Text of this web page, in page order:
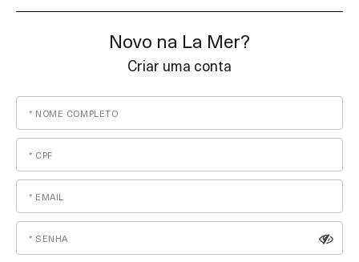
Novo na La Mer?
Criar uma conta